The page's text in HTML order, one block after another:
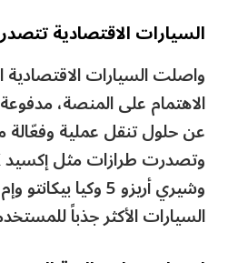
السيارات الاقتصادية
واصلت السيارات
الاهتمام على المنصة،
عن حلول تنقل عملية
السيارات الأكثر جذباً